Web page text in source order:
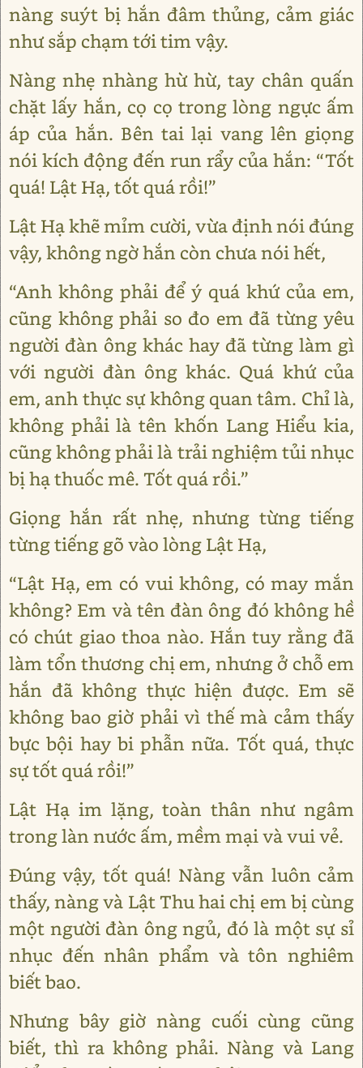
nàng suýt bị hắn đâm thủng, cảm giác
như sắp chạm tới tim vậy.
Nàng nhẹ nhàng hừ hừ, tay chân quấn
chặt lấy hắn, cọ cọ trong lòng ngực ấm
áp của hắn. Bên tai lại vang lên giọng
nói kích động đến run rẩy của hắn: “Tốt
quá! Lật Hạ, tốt quá rồi!”
Lật Hạ khẽ mỉm cười, vừa định nói đúng
vậy, không ngờ hắn còn chưa nói hết,
“Anh không phải để ý quá khứ của em,
cũng không phải so đo em đã từng yêu
người đàn ông khác hay đã từng làm gì
với người đàn ông khác. Quá khứ của
em, anh thực sự không quan tâm. Chỉ là,
không phải là tên khốn Lang Hiểu kia,
cũng không phải là trải nghiệm tủi nhục
bị hạ thuốc mê. Tốt quá rồi.”
Giọng hắn rất nhẹ, nhưng từng tiếng
từng tiếng gõ vào lòng Lật Hạ,
“Lật Hạ, em có vui không, có may mắn
không? Em và tên đàn ông đó không hề
có chút giao thoa nào. Hắn tuy rằng đã
làm tổn thương chị em, nhưng ở chỗ em
hắn đã không thực hiện được. Em sẽ
không bao giờ phải vì thế mà cảm thấy
bực bội hay bi phẫn nữa. Tốt quá, thực
sự tốt quá rồi!”
Lật Hạ im lặng, toàn thân như ngâm
trong làn nước ấm, mềm mại và vui vẻ.
Đúng vậy, tốt quá! Nàng vẫn luôn cảm
thấy, nàng và Lật Thu hai chị em bị cùng
một người đàn ông ngủ, đó là một sự sỉ
nhục đến nhân phẩm và tôn nghiêm
biết bao.
Nhưng bây giờ nàng cuối cùng cũng
biết, thì ra không phải. Nàng và Lang